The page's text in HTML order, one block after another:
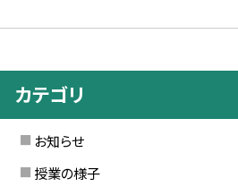
カテゴリ
お知らせ
授業の様子